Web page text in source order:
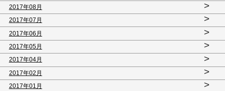
2017年08月 >
2017年07月 >
2017年06月 >
2017年05月 >
2017年04月 >
2017年02月 >
2017年01月 >